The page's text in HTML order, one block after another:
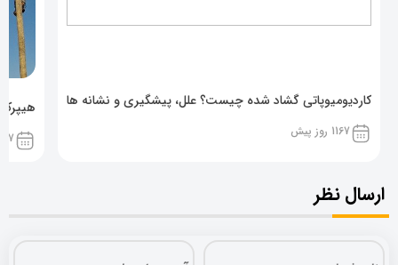
کاردیومیوپاتی گشاد شده چیست؟ علل، پیشگیری و نشانه ها
1167 روز پیش 1167
ارسال نظر